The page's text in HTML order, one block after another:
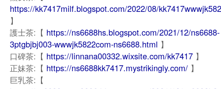
https://kk7417milf.blogspot.com/2022/08/
】
護士茶:【 https://ns6688hs.blogspot.com/2021/12/ns6688-
3ptgbjbj003-wwwjk5822com-ns6688.html 】
口碑茶:【 https://linnana00332.wixsite.com/kk7417 】
正妹茶:【 https://ns6688kk7417.mystrikingly.com/ 】
巨乳茶:【